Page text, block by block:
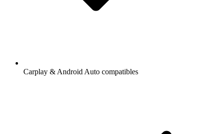
Carplay & Android Auto compatibles